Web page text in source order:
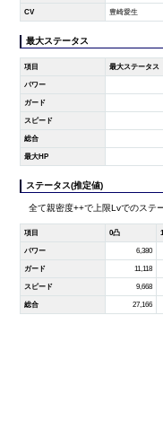
CV 豊崎愛生
最大ステータス
項目 最大ステータス
パワー
ガード
スピード
総合
最大HP
ステータス(推定値)
全て親密度++で上限Lvでのステ
項目 0凸
パワー 6,380
ガード 11,118
スピード 9,668
総合 27,166